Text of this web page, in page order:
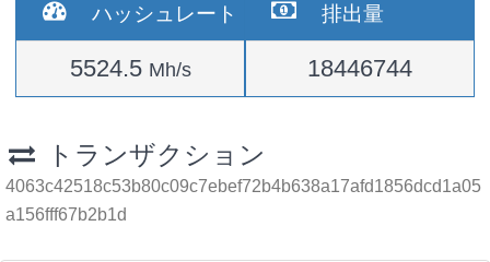
ハッシュレート
5524.5 Mh/s
排出量
18446744
トランザクション
4063c42518c53b80c09c7ebef72b4b638a17afd1856dcd1a05
a156fff67b2b1d